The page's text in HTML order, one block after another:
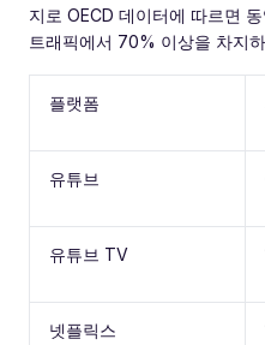
지로 OECD 데이터에 따르면
트래픽에서 70% 이상을 차지
플랫폼
유튜브
유튜브 TV
넷플릭스